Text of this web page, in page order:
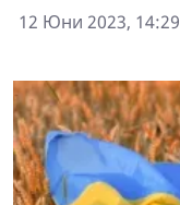
12 Юни 2023, 14:29